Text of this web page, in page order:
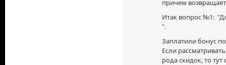
причем
Итак вопрос №1:
".
Заплатили бонус
Если
рода скидок, то